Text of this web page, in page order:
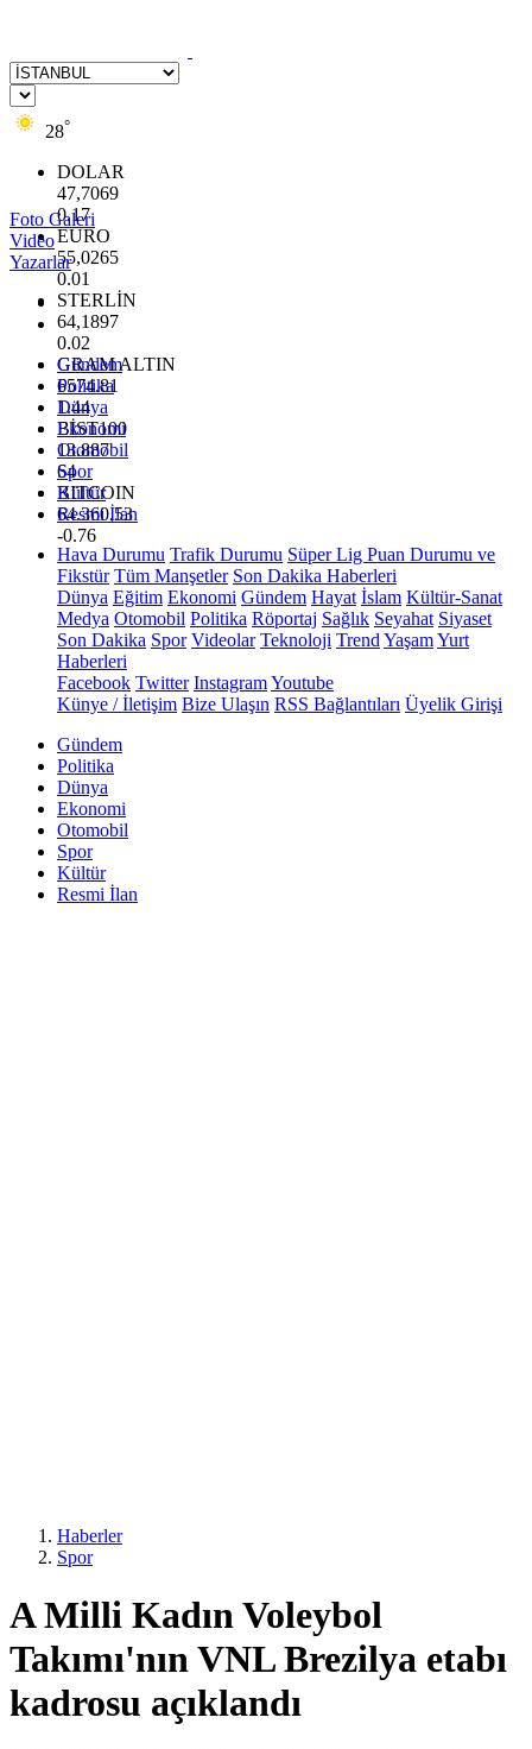
28°
DOLAR
47,7069
0.17
EURO
55,0265
0.01
STERLİN
64,1897
0.02
GRAM ALTIN
6574.81
1.44
BİST100
13.887
64
BITCOIN
64.360,53
-0.76
Foto Galeri
Video
Yazarlar
Gündem
Politika
Dünya
Ekonomi
Otomobil
Spor
Kültür
Resmi İlan
Hava Durumu Trafik Durumu Süper Lig Puan Durumu ve
Fikstür Tüm Manşetler Son Dakika Haberleri
Dünya Eğitim Ekonomi Gündem Hayat İslam Kültür-Sanat
Medya Otomobil Politika Röportaj Sağlık Seyahat Siyaset
Son Dakika Spor Videolar Teknoloji Trend YaşamYurt
Haberleri
Facebook Twitter InstagramYoutube
Künye / İletişim Bize Ulaşın RSS Bağlantıları Üyelik Girişi
Gündem
Politika
Dünya
Ekonomi
Otomobil
Spor
Kültür
Resmi İlan
Haberler
Spor
A Milli Kadın Voleybol
Takımı'nın VNL Brezilya etabı
kadrosu açıklandı